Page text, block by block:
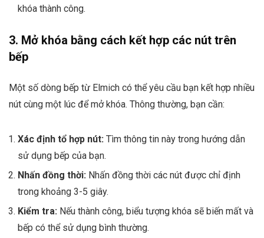
khóa thành công.
3. Mở khóa bằng cách kết hợp các nút trên
bếp
Một số dòng bếp từ Elmich có thể yêu cầu bạn kết hợp nhiều
nút cùng một lúc để mở khóa. Thông thường, bạn cần:
Xác định tổ hợp nút: Tìm thông tin này trong hướng dẫn
sử dụng bếp của bạn.
Nhấn đồng thời: Nhấn đồng thời các nút được chỉ định
trong khoảng 3-5 giây.
Kiểm tra: Nếu thành công, biểu tượng khóa sẽ biến mất và
bếp có thể sử dụng bình thường.